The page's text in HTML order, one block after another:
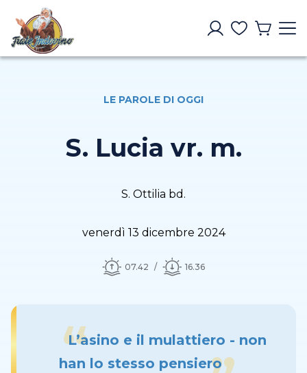
LE PAROLE DI OGGI
S. Lucia vr. m.
S. Ottilia bd.
venerdì 13 dicembre 2024
07.42 16.36
L’asino e il mulattiero - non
han lo stesso pensiero